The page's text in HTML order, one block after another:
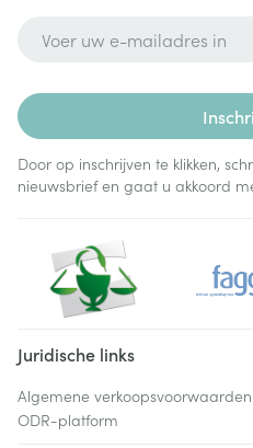
Door op inschrijven te klikken,
nieuwsbrief en gaat u akkoord
Juridische links
Algemene verkoopsvoorwaarden
ODR-platform